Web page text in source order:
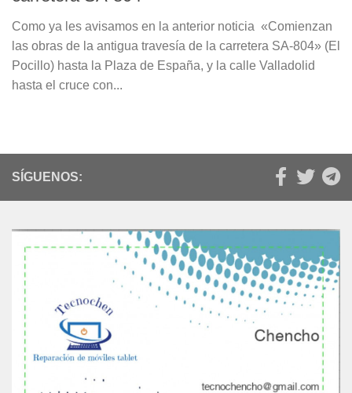
Como ya les avisamos en la anterior noticia «Comienzan
las obras de la antigua travesía de la carretera SA-804» (El
Pocillo) hasta la Plaza de España, y la calle Valladolid
hasta el cruce con...
SÍGUENOS: